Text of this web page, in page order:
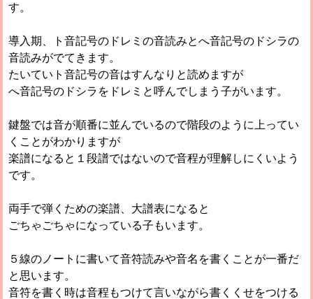
す。
導入期、ト音記号のドレミの音読みとへ音記号のドシラの
音読みがでてきます。
たいていト音記号の音はすんなりと読めますが
へ音記号のドシラをドレミと呼んでしまう子がいます。
鍵盤では音が順番に並んでいるので階段のように上ってい
くことがわかりますが
楽譜になると１段譜ではないので音程が理解しにくいよう
です。
両手で弾くための楽譜、大譜表になると
ごちゃごちゃになっている子もいます。
５線のノートに書いて音符読みや音名を書くことが一番だ
と思います。
音符を書く時は音程もつけて言いながら書くくせをつける